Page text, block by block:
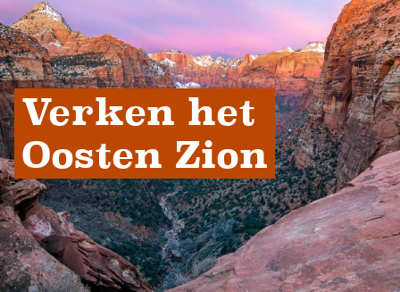
Verken het
Oosten Zion